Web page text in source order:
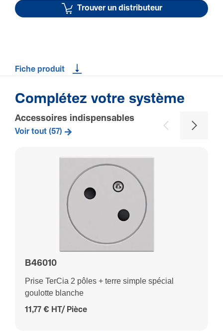
Trouver un distributeur
Fiche produit
Complétez votre système
Accessoires indispensables
Voir tout (57)
B46010
Prise TerCia 2 pôles + terre simple spécial
goulotte blanche
11,77 € HT/ Pièce